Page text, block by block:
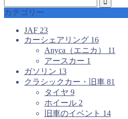
カテゴリー
JAF 23
カーシェアリング 16
Anyca（エニカ） 11
アースカー 1
ガソリン 13
クラシックカー・旧車 81
タイヤ 9
ホイール 2
旧車のイベント 14